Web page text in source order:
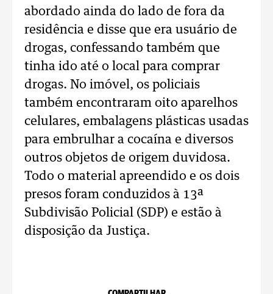
abordado ainda do lado de fora da
residência e disse que era usuário de
drogas, confessando também que
tinha ido até o local para comprar
drogas. No imóvel, os policiais
também encontraram oito aparelhos
celulares, embalagens plásticas usadas
para embrulhar a cocaína e diversos
outros objetos de origem duvidosa.
Todo o material apreendido e os dois
presos foram conduzidos à 13ª
Subdivisão Policial (SDP) e estão à
disposição da Justiça.